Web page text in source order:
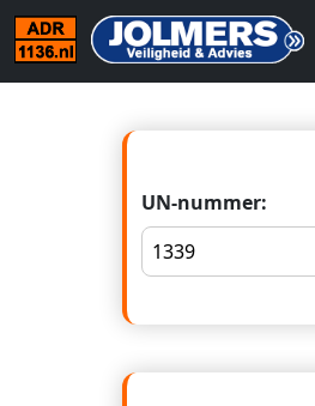
UN-nummer: